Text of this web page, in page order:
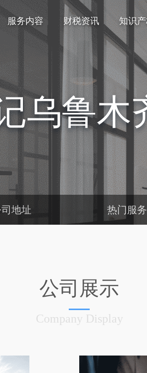
服务内容 财税资讯 知识
乌鲁木
地址 热门服务
公司展示
Company Display